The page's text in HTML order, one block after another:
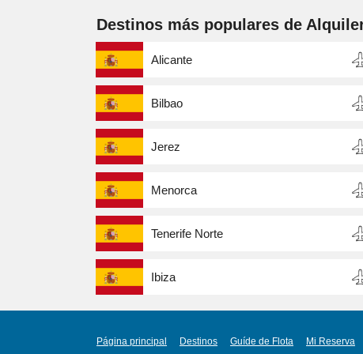
Destinos más populares de
Alicante
Bilbao
Jerez
Menorca
Tenerife Norte
Ibiza
Página principal Destinos Guíde de Flota Mi Reserva